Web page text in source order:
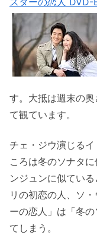
す。大抵は週末の
て観ています。
チェ・ジウ演じる
ころは冬のソナタ
ンジュンに似てい
リの初恋の人、ソ
ーの恋人」は「冬
てしまう。